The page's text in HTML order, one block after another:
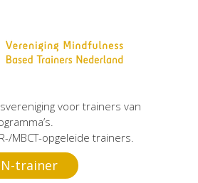
voor trainers van
MBCT-opgeleide trainers.
trainer